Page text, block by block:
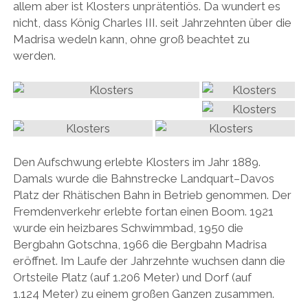
allem aber ist Klosters unprätentiös. Da wundert es
nicht, dass König Charles III. seit Jahrzehnten über die
Madrisa wedeln kann, ohne groß beachtet zu
werden.
Den Aufschwung erlebte Klosters im Jahr 1889.
Damals wurde die Bahnstrecke Landquart–Davos
Platz der Rhätischen Bahn in Betrieb genommen. Der
Fremdenverkehr erlebte fortan einen Boom. 1921
wurde ein heizbares Schwimmbad, 1950 die
Bergbahn Gotschna, 1966 die Bergbahn Madrisa
eröffnet. Im Laufe der Jahrzehnte wuchsen dann die
Ortsteile Platz (auf 1.206 Meter) und Dorf (auf
1.124 Meter) zu einem großen Ganzen zusammen.